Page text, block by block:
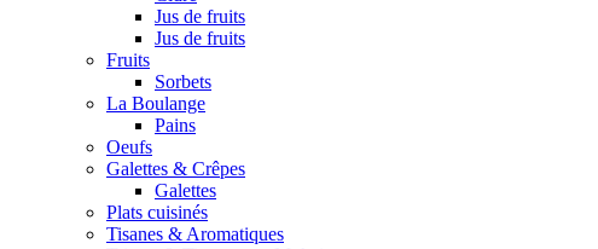
Jus de fruits
Jus de fruits
Fruits
Sorbets
La Boulange
Pains
Oeufs
Galettes & Crêpes
Galettes
Plats cuisinés
Tisanes & Aromatiques